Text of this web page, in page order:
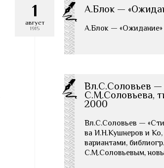
1
август
1915
А.Блок —
А.Блок — «Ожидание»
Вл.С.Соловьев —
С.М.Соловьева,
2000
Вл.С.Соловьев —
ва И.Н.Кушнеров и Ко,
вариантами,
С.М.Соловьевым,